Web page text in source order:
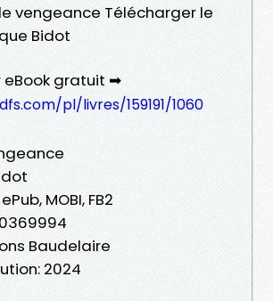
vengeance Télécharger le
Bidot
eBook gratuit ➡
pl/livres/159191/1060
MOBI, FB2
Baudelaire
2024